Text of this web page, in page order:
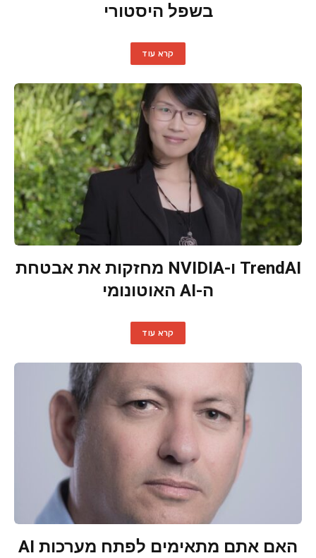
בשפל היסטורי
קרא עוד
TrendAI ו-NVIDIA מחזקות את אבטחת
ה-AI האוטונומי
קרא עוד
האם אתם מתאימים לפתח מערכות AI